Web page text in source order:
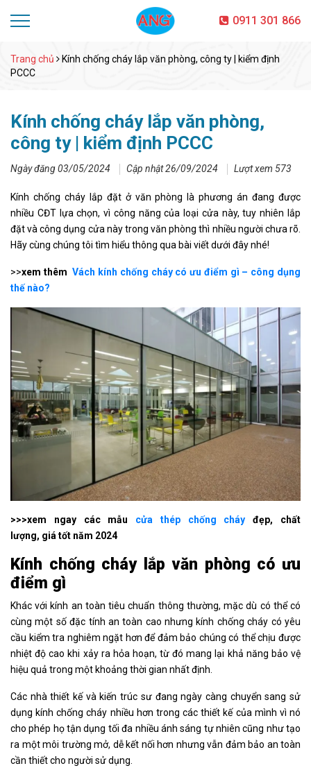
0911 301 866
Trang chủ
Kính chống cháy lắp văn phòng, công ty | kiểm định
PCCC
Kính chống cháy lắp văn phòng,
công ty | kiểm định PCCC
Ngày đăng 03/05/2024 Cập nhật 26/09/2024 Lượt xem 573
Kính chống cháy lắp đặt ở văn phòng là phương án đang được
nhiều CĐT lựa chọn, vì công năng của loại cửa này, tuy nhiên lắp
đặt và công dụng cửa này trong văn phòng thì nhiều người chưa rõ.
Hãy cùng chúng tôi tìm hiểu thông qua bài viết dưới đây nhé!
>>xem thêm Vách kính chống cháy có ưu điểm gì – công dụng
thế nào?
>>>xem ngay các mẫu cửa thép chống cháy đẹp, chất
lượng, giá tốt năm 2024
Kính chống cháy lắp văn phòng có ưu
điểm gì
Khác với kính an toàn tiêu chuẩn thông thường, mặc dù có thể có
cùng một số đặc tính an toàn cao nhưng kính chống cháy có yêu
cầu kiểm tra nghiêm ngặt hơn để đảm bảo chúng có thể chịu được
nhiệt độ cao khi xảy ra hỏa hoạn, từ đó mang lại khả năng bảo vệ
hiệu quả trong một khoảng thời gian nhất định.
Các nhà thiết kế và kiến ​​trúc sư đang ngày càng chuyển sang sử
dụng kính chống cháy nhiều hơn trong các thiết kế của mình vì nó
cho phép họ tận dụng tối đa nhiều ánh sáng tự nhiên cũng như tạo
ra một môi trường mở, dễ kết nối hơn nhưng vẫn đảm bảo an toàn
cần thiết cho người sử dụng.